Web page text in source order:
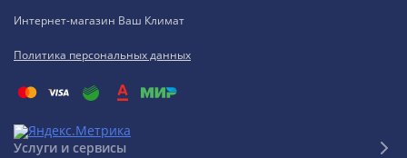
Интернет-магазин Ваш Климат
Политика персональных данных
Услуги и сервисы